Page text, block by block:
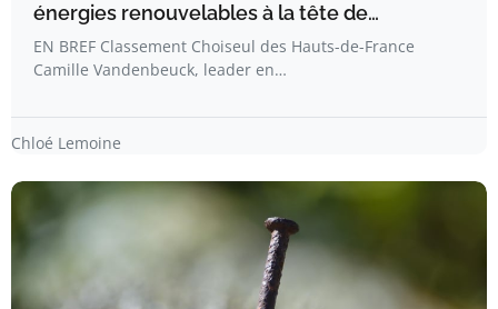
énergies renouvelables à la tête de…
EN BREF Classement Choiseul des Hauts-de-France
Camille Vandenbeuck, leader en…
Chloé Lemoine